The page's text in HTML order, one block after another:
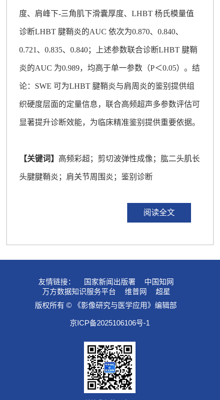
度、肩峰下-三角肌下滑囊厚度、LHBT 杨氏模量值
诊断LHBT 腱鞘炎的AUC 依次为0.870、0.840、
0.721、0.835、0.840；上述参数联合诊断LHBT 腱鞘
炎的AUC 为0.989，均高于单一参数（P＜0.05）。结
论：SWE 可为LHBT 腱鞘炎与肩周炎的鉴别提供组
织硬度层面的定量信息，联合高频超声多参数评估可
显著提升诊断效能，为临床精准鉴别提供重要依据。
【关键词】 高频彩超；剪切波弹性成像；肱二头肌长
头腱腱鞘炎；肩关节周围炎；鉴别诊断
阅读全文
友情链接： 国家新闻出版署
中国知网
万方数据知识服务平台
维普网
超星
版权所有 © 《影像研究与医学应用》编辑部
京ICP备2025106106号-1